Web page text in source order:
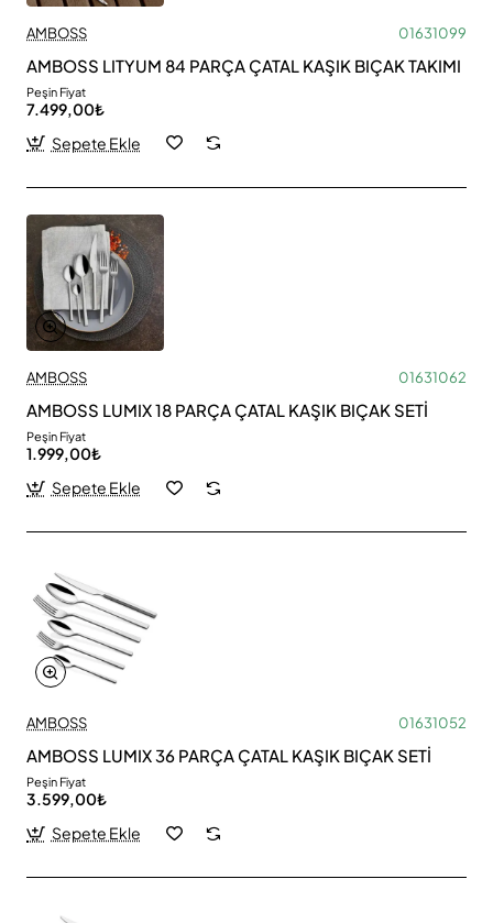
AMBOSS 01631099
AMBOSS LITYUM 84 PARÇA ÇATAL KAŞIK BIÇAK TAKIMI
Peşin Fiyat
7.499,00₺
Sepete Ekle
AMBOSS 01631062
AMBOSS LUMIX 18 PARÇA ÇATAL KAŞIK BIÇAK SETİ
Peşin Fiyat
1.999,00₺
Sepete Ekle
AMBOSS 01631052
AMBOSS LUMIX 36 PARÇA ÇATAL KAŞIK BIÇAK SETİ
Peşin Fiyat
3.599,00₺
Sepete Ekle